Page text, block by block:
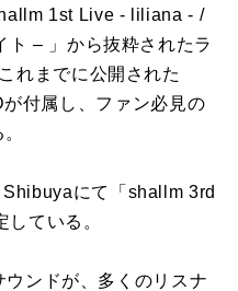
1st Live - liliana - /
– 」から抜粋されたラ
れまでに公開された
付属し、ファン必見の
にて「shallm 3rd
ている。
ンドが、多くのリスナ